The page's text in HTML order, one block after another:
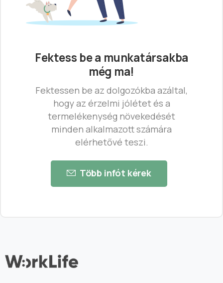
Fektess be a munkatársakba
még ma!
Fektessen be az dolgozókba azáltal,
hogy az érzelmi jólétet és a
termelékenység növekedését
minden alkalmazott számára
elérhetővé teszi.
Több infót kérek